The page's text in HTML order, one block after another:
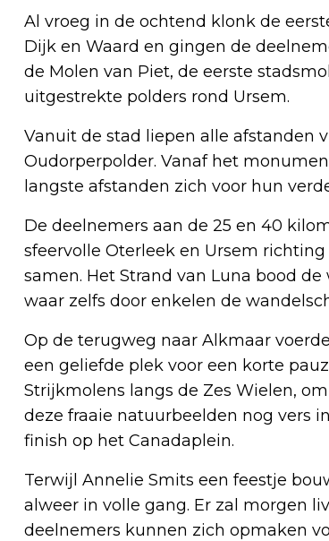
Al vroeg in de ochtend klonk de
Dijk en Waard en gingen de
de Molen van Piet, de eerste
uitgestrekte polders rond Ursem.
Vanuit de stad liepen alle afstanden
Oudorperpolder. Vanaf het
langste afstanden zich voor hun
De deelnemers aan de 25 en 40
sfeervolle Oterleek en Ursem
samen. Het Strand van Luna bood
waar zelfs door enkelen de
Op de terugweg naar Alkmaar
een geliefde plek voor een korte
Strijkmolens langs de Zes Wielen,
deze fraaie natuurbeelden nog vers
finish op het Canadaplein.
Terwijl Annelie Smits een feestje
alweer in volle gang. Er zal morgen
deelnemers kunnen zich opmaken